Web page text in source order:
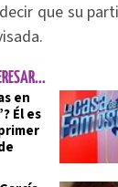
que su
en
Él es